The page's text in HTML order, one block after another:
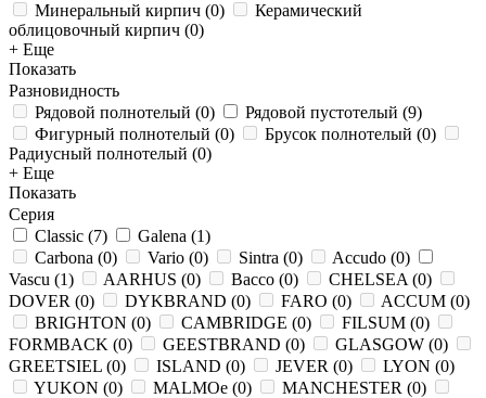
Минеральный кирпич (0)
Керамический
облицовочный кирпич (0)
+ Еще
Показать
Разновидность
Рядовой полнотелый (0) Рядовой пустотелый (9)
Фигурный полнотелый (0) Брусок полнотелый (0)
Радиусный полнотелый (0)
+ Еще
Показать
Серия
Classic (7) Galena (1)
Carbona (0) Vario (0) Sintra (0) Accudo (0)
Vascu (1) AARHUS (0) Bacco (0) CHELSEA (0)
DOVER (0) DYKBRAND (0) FARO (0) ACCUM (0)
BRIGHTON (0) CAMBRIDGE (0) FILSUM (0)
FORMBACK (0) GEESTBRAND (0) GLASGOW (0)
GREETSIEL (0) ISLAND (0) JEVER (0) LYON (0)
YUKON (0) MALMOe (0) MANCHESTER (0)